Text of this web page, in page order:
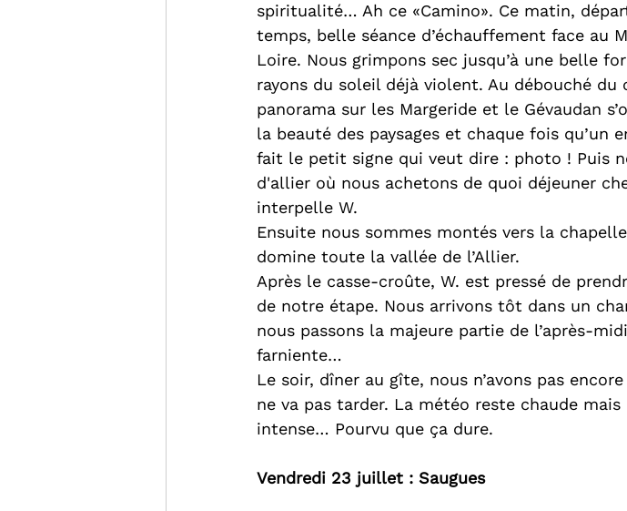
spiritualité… Ah ce «Camino». Ce matin,
temps, belle séance d’échauffement face au
Loire. Nous grimpons sec jusqu’à une belle
rayons du soleil déjà violent. Au débouché
panorama sur les Margeride et le Gévaudan
la beauté des paysages et chaque fois
fait le petit signe qui veut dire : photo ! Puis
d'allier où nous achetons de quoi déjeuner
interpelle W.
Ensuite nous sommes montés vers la
domine toute la vallée de l’Allier.
Après le casse-croûte, W. est pressé de
de notre étape. Nous arrivons tôt dans un
nous passons la majeure partie de l’après-
farniente…
Le soir, dîner au gîte, nous n’avons pas
ne va pas tarder. La météo reste chaude
intense… Pourvu que ça dure.
Vendredi 23 juillet : Saugues